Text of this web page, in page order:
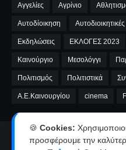
Αγγελίες Αγρίνιο
Αυτοδίοικηση
Εκδηλώσεις ΕΚΛΟΓΕΣ 2023
Καινούργιο Μεσολόγγι
Πολιτισμός Πολιτιστικά
A.E.Καινουργίου cinema
Αρχική Ταυτότητα
🍪 Cookies:
προσφέρουμε την